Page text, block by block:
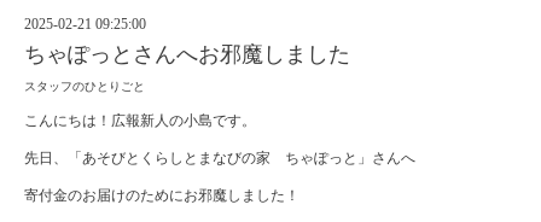
2025-02-21 09:25:00
ちゃぽっとさんへお邪魔しました
スタッフのひとりごと
こんにちは！広報新人の小島です。
先日、「あそびとくらしとまなびの家 ちゃぽっと」さんへ
寄付金のお届けのためにお邪魔しました！